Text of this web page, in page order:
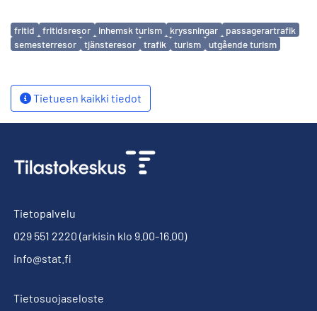
Avainsanat
fritid fritidsresor inhemsk turism kryssningar
passagerartrafik
semesterresor
tjänsteresor trafik turism utgående turism
Tietueen kaikki tiedot
Tietopalvelu
029 551 2220 (arkisin klo 9.00-16.00)
info@stat.fi
Tietosuojaseloste